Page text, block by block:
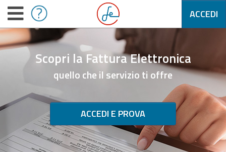
ACCEDI
Scopri la Fattura Elettronica
quello che il servizio ti offre
ACCEDI E PROVA